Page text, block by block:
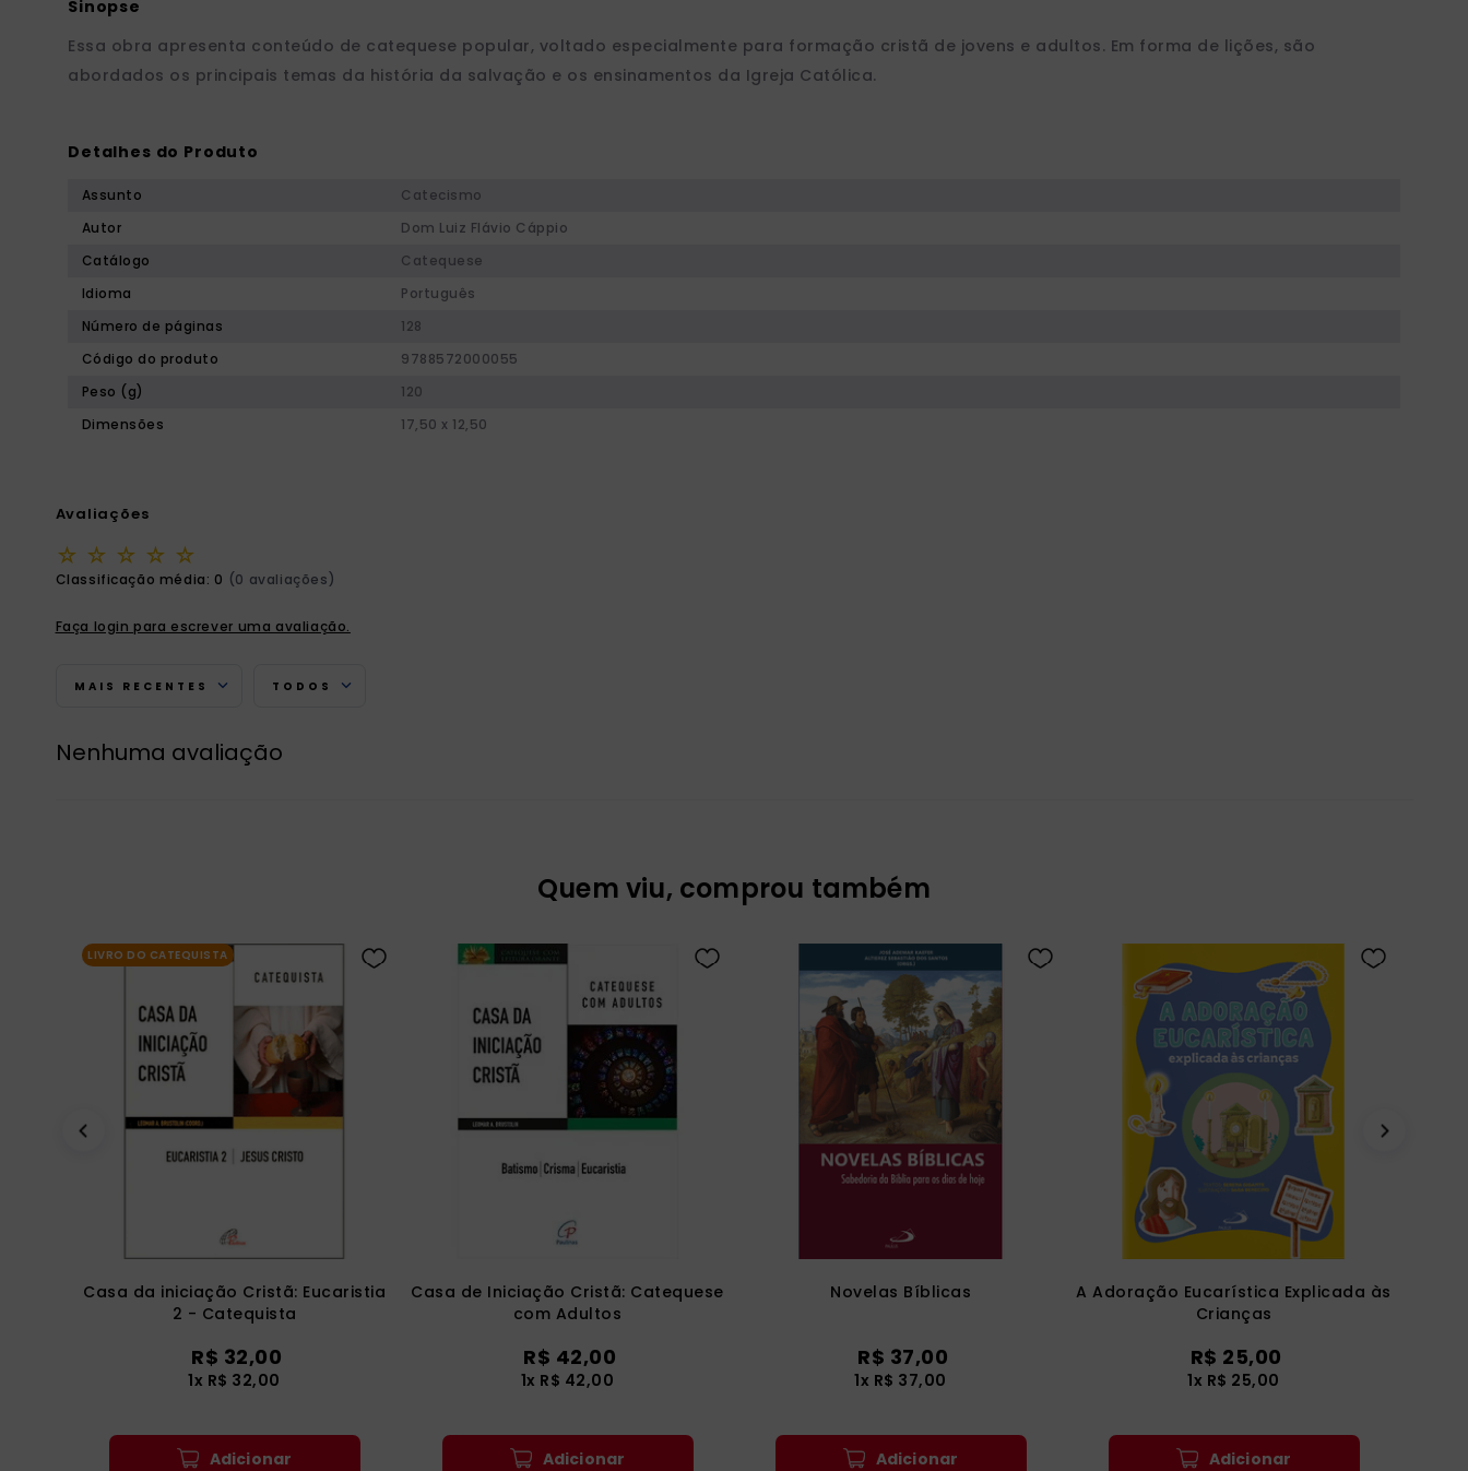
Essa obra apresenta conteúdo de catequese popular, voltado especialmente para formação cristã de jovens e adultos. Em forma de lições, são
abordados os principais temas da história da salvação e os ensinamentos da Igreja Católica.
Detalhes do Produto
Assunto
Catecismo
Autor
Dom Luiz Flávio Cáppio
Catálogo
Catequese
Idioma
Português
Número de páginas
128
Código do produto
9788572000055
Peso (g)
120
Dimensões
17,50 x 12,50
Avaliações
☆ ☆ ☆ ☆ ☆
Classificação média: 0 (0 avaliações)
Faça login para escrever uma avaliação.
MAIS RECENTES TODOS
Nenhuma avaliação
Quem viu, comprou também
LIVRO DO CATEQUISTA
Casa da iniciação Cristã: Eucaristia
2 - Catequista
R$ 32,00
1x R$ 32,00
Adicionar
Casa de Iniciação Cristã: Catequese
com Adultos
R$ 42,00
1x R$ 42,00
Adicionar
Novelas Bíblicas
R$ 37,00
1x R$ 37,00
Adicionar
A Adoração Eucarística Explicada às
Crianças
R$ 25,00
1x R$ 25,00
Adicionar